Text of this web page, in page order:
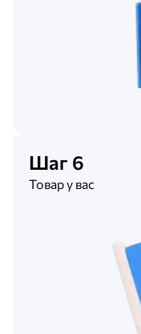
Шаг 6
Товар у вас